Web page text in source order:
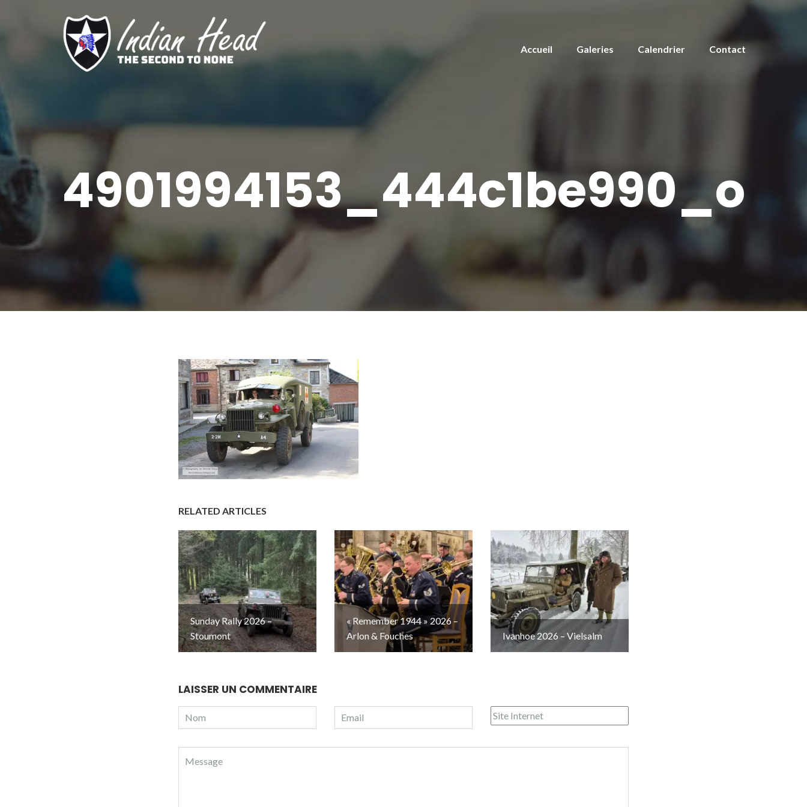
Accueil Galeries Calendrier Contact
4901994153_444c1be990_o
RELATED ARTICLES
Sunday Rally 2026 –
Stoumont
« Remember 1944 » 2026 –
Arlon & Fouches
Ivanhoe 2026 – Vielsalm
LAISSER UN COMMENTAIRE